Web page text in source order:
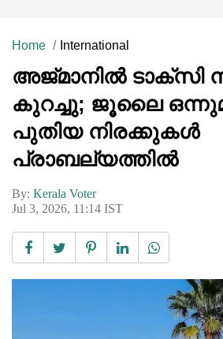
Home International
അജ്മാനിൽ ടാക്സി
കുറച്ചു; ജൂലൈ
പുതിയ നിരക്കുകൾ
പ്രാബല്യത്തിൽ
By: Kerala Voter
Jul 3, 2026, 11:14 IST